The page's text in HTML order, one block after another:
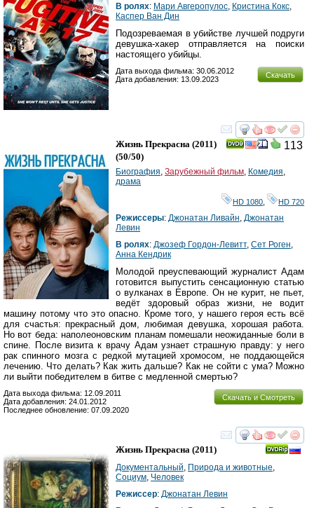
В ролях: Мари Авгеропулос Кристина Кокс
Каспер Ван Дин
Подозреваемая в убийстве лучшей подруги
девушка-хакер отправляется на поиски
настоящего убийцы.
Скачать
Дата выхода фильма: 30.06.2012
Дата добавления: 13.09.2023
смотреть
113
Жизнь Прекрасна (2011)
(50/50)
Биография Зарубежный фильм Комедия
драма
HD 1080 HD 720
Режиссеры: Джонатан Ливайн Джонатан
Левин
В ролях: Джозеф Гордон-Левитт, Сет Роген
Анна Кендрик
Молодой преуспевающий журналист Адам
готовится выпустить сенсационную статью
о вулканах в Европе. Он не курит, не пьет,
ведёт здоровый образ жизни, не водит
машину потому что это опасно. Кроме того, у нашего героя есть всё
для счастья: прекрасный дом, любимая девушка, хорошая работа.
Но вот беда: наполеоновским планам помешали неожиданные боли в
спине. После визита к врачу Адам узнает страшную правду: у него
рак спинного мозга с редкой мутацией хромосом, не поддающейся
лечению. Что делать? Как жить дальше? Как не сойти с ума? Можно
ли выйти победителем в битве с медленной смертью?
Скачать и Смотреть
Дата выхода фильма: 12.09.2011
Дата добавления: 24.01.2012
Последнее обновление: 07.09.2020
смотреть
Жизнь Прекрасна (2011)
Документальный, Природа и животные,
Социум, Человек
Режиссер: Джонатан Левин